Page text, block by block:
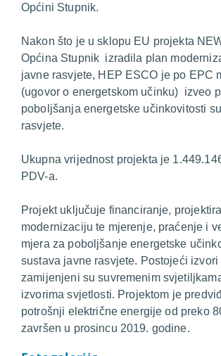
Općini Stupnik.
Nakon što je u sklopu EU projekta
Općina Stupnik izradila plan
javne rasvjete, HEP ESCO je po EPC
(ugovor o energetskom učinku) izveo
poboljšanja energetske učinkovitosti
rasvjete.
Ukupna vrijednost projekta je
PDV-a.
Projekt uključuje financiranje,
modernizaciju te mjerenje, praćenje i
mjera za poboljšanje energetske
sustava javne rasvjete. Postojeći izvori
zamijenjeni su suvremenim
izvorima svjetlosti. Projektom je
potrošnji električne energije od preko
završen u prosincu 2019. godine.